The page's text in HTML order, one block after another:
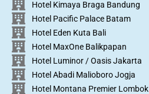
Hotel Kimaya Braga Bandung
Hotel Pacific Palace Batam
Hotel Eden Kuta Bali
Hotel MaxOne Balikpapan
Hotel Luminor / Oasis Jakarta
Hotel Abadi Malioboro Jogja
Hotel Montana Premier Lombok